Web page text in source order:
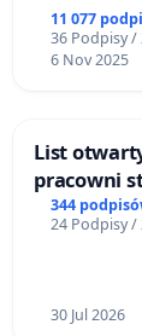
11 077
36 Podpisy /
6 Nov 2025
List
pracowni
Teatrze
344
24 Podpisy /
30 Jul 2026